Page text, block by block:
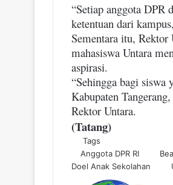
“Setiap anggota DPR
ketentuan dari
Sementara itu, Rektor
mahasiswa Untara
aspirasi.
“Sehingga bagi
Kabupaten
Rektor Untara.
(Tatang)
Tags
Anggota DPR RI
Doel Anak Sekolahan